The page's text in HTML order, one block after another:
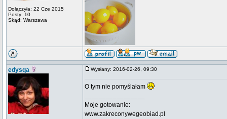
Dołączyła: 22 Cze 2015
Posty: 10
Skąd: Warszawa
edysqa Wysłany: 2016-02-26, 09:30
O tym nie pomyślałam
Moje gotowanie:
www.zakreconywegeobiad.pl